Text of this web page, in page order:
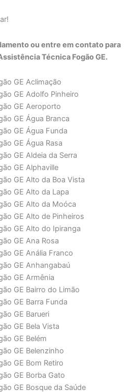
ou entre em contato para
Técnica Fogão GE.
GE Aclimação
GE Adolfo Pinheiro
GE Aeroporto
GE Água Branca
GE Água Funda
GE Água Rasa
GE Aldeia da Serra
GE Alphaville
GE Alto da Boa Vista
GE Alto da Lapa
GE Alto da Moóca
GE Alto de Pinheiros
GE Alto do Ipiranga
GE Ana Rosa
GE Anália Franco
GE Anhangabaú
GE Armênia
GE Bairro do Limão
GE Barra Funda
GE Barueri
GE Bela Vista
GE Belém
GE Belenzinho
GE Bom Retiro
GE Borba Gato
GE Bosque da Saúde